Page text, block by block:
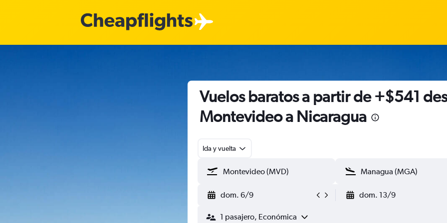
Vuelos baratos a partir de +$541
Montevideo a Nicaragua
Ida y vuelta
dom. 6/9 dom. 13/9
1 pasajero, Económica